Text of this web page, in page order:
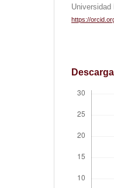
Universidad
https://